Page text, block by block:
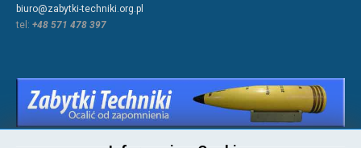
biuro@zabytki-techniki.org.pl
tel: +48 571 478 397